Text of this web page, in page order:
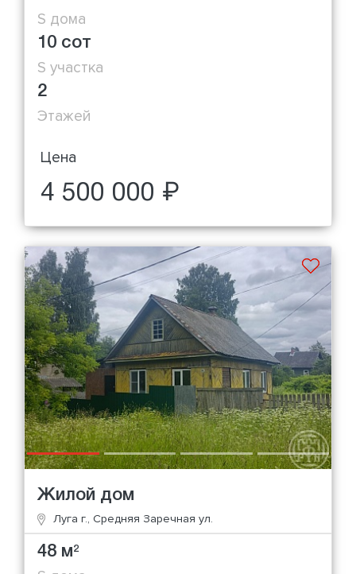
S дома
10 сот
S участка
2
Этажей
Цена
4 500 000 ₽
Жилой дом
Луга г., Средняя Заречная ул.
48 м2